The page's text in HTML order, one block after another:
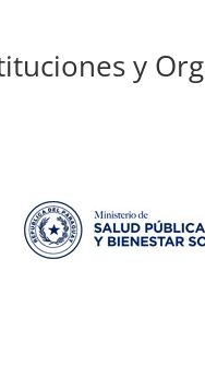
y